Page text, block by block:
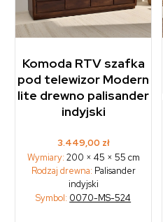
Komoda RTV szafka
pod telewizor Modern
lite drewno palisander
indyjski
3.449,00 zł
Wymiary: 200 × 45 × 55 cm
Rodzaj drewna: Palisander
indyjski
Symbol: 0070-MS-524